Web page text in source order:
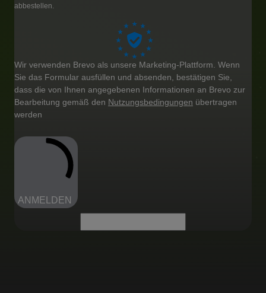
abbestellen.
Wir verwenden Brevo als unsere Marketing-Plattform. Wenn
Sie das Formular ausfüllen und absenden, bestätigen Sie,
dass die von Ihnen angegebenen Informationen an Brevo zur
Bearbeitung gemäß den Nutzungsbedingungen übertragen
werden
ANMELDEN